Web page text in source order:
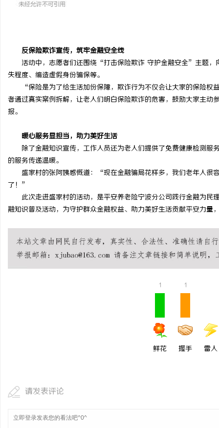
反保险欺诈宣传，筑牢金融安全线
活动中，志愿者们还围绕“打击保险欺诈 守护金融安全”主题，
失程度、编造虚假身份骗保等。
“保险是为了给生活加份保障，欺诈行为不仅会让大家的保险
者通过真实案例拆解，让老人们明白保险欺诈的危害，鼓励大家主
报。
暖心服务显担当，助力美好生活
除了金融知识宣传，工作人员还为老人们提供了免费健康检测
的服务传递温暖。
盛家村的张阿姨感慨道：“现在金融骗局花样多，我们老年人很
了！”
此次走进盛家村的活动，是平安养老险宁波分公司践行金融为
融知识普及活动，为守护群众金融权益、助力美好生活贡献平安力量
1
鲜花
1
握手 雷人
请发表评论